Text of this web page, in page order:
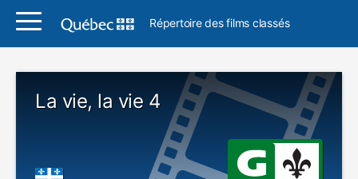
Répertoire des films classés
La vie, la vie 4